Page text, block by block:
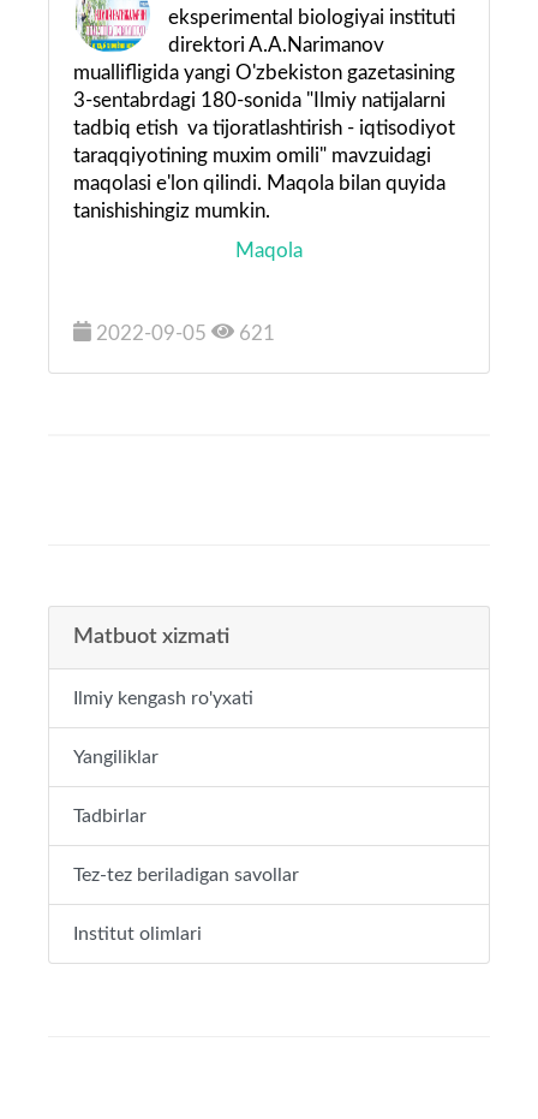
eksperimental biologiyai instituti
direktori A.A.Narimanov
muallifligida yangi O'zbekiston gazetasining
3-sentabrdagi 180-sonida "Ilmiy natijalarni
tadbiq etish va tijoratlashtirish - iqtisodiyot
taraqqiyotining muxim omili" mavzuidagi
maqolasi e'lon qilindi. Maqola bilan quyida
tanishishingiz mumkin.
Maqola
2022-09-05 621
Matbuot xizmati
Ilmiy kengash ro'yxati
Yangiliklar
Tadbirlar
Tez-tez beriladigan savollar
Institut olimlari